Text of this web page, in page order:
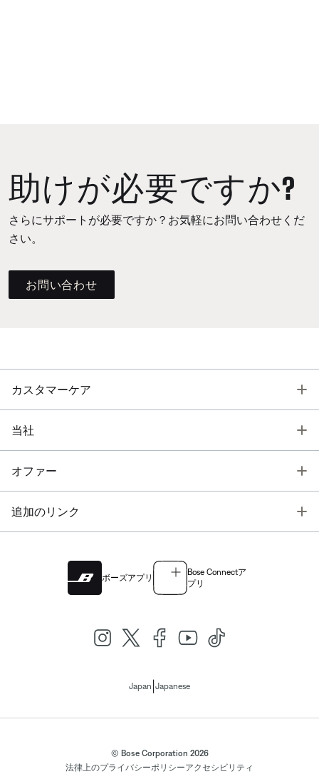
助けが必要ですか?
さらにサポートが必要ですか？お気軽にお問い合わせくだ
さい。
お問い合わせ
カスタマーケア
当社
オファー
追加のリンク
ボーズアプリ
Bose Connectア
プリ
Japan Japanese
© Bose Corporation 2026
法律上のプライバシーポリシーアクセシビリティ